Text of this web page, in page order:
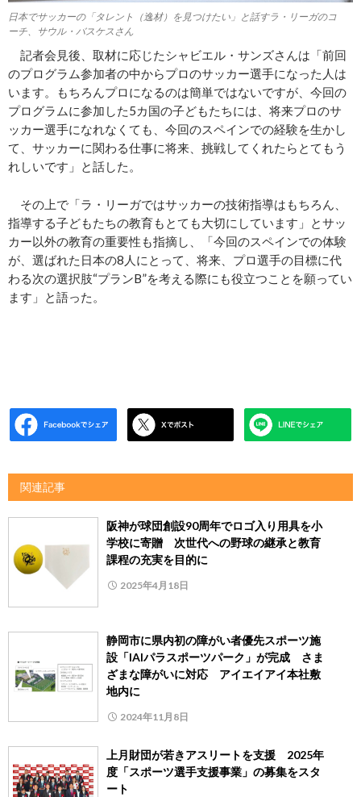
日本でサッカーの「タレント（逸材）を見つけたい」と話すラ・リーガのコ
ーチ、サウル・バスケスさん
記者会見後、取材に応じたシャビエル・サンズさんは「前回
のプログラム参加者の中からプロのサッカー選手になった人は
います。もちろんプロになるのは簡単ではないですが、今回の
プログラムに参加した5カ国の子どもたちには、将来プロのサ
ッカー選手になれなくても、今回のスペインでの経験を生かし
て、サッカーに関わる仕事に将来、挑戦してくれたらとてもう
れしいです」と話した。
その上で「ラ・リーガではサッカーの技術指導はもちろん、
指導する子どもたちの教育もとても大切にしています」とサッ
カー以外の教育の重要性も指摘し、「今回のスペインでの体験
が、選ばれた日本の8人にとって、将来、プロ選手の目標に代
わる次の選択肢“プランB”を考える際にも役立つことを願ってい
ます」と語った。
関連記事
阪神が球団創設90周年でロゴ入り用具を小
学校に寄贈 次世代への野球の継承と教育
課程の充実を目的に
2025年4月18日
静岡市に県内初の障がい者優先スポーツ施
設「IAIパラスポーツパーク」が完成 さま
ざまな障がいに対応 アイエイアイ本社敷
地内に
2024年11月8日
上月財団が若きアスリートを支援 2025年
度「スポーツ選手支援事業」の募集をスタ
ート